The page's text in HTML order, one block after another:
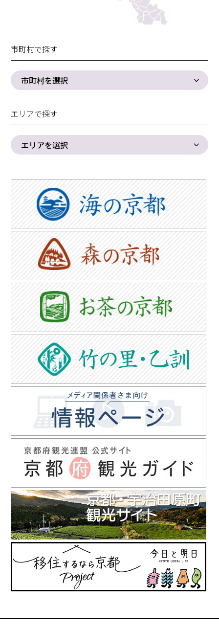
市町村で探す
市町村を選択
エリアで探す
エリアを選択